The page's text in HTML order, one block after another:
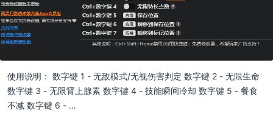
使用说明： 数字键 1 - 无敌模式/无视伤害判定 数字键 2 - 无限生命
数字键 3 - 无限肾上腺素 数字键 4 - 技能瞬间冷却 数字键 5 - 餐食
不减 数字键 6 - …